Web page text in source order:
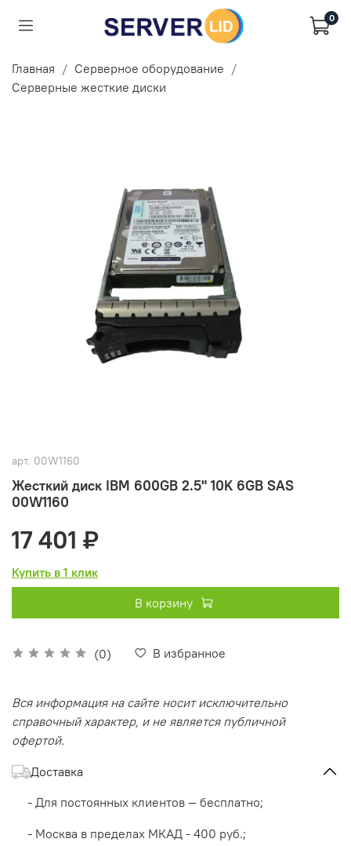
0
Главная
Серверное оборудование
Серверные жесткие диски
арт. 00W1160
Жесткий диск IBM 600GB 2.5" 10K 6GB SAS
00W1160
(0) В избранное
17 401 ₽
Купить в 1 клик
В корзину
Вся информация на сайте носит исключительно
справочный характер, и не является публичной
офертой.
Доставка
- Для постоянных клиентов — бесплатно;
- Москва в пределах МКАД - 400 руб.;